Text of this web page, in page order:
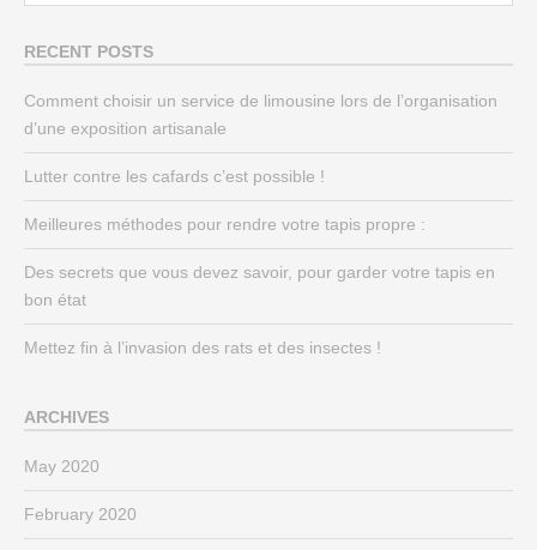
RECENT POSTS
Comment choisir un service de limousine lors de l’organisation
d’une exposition artisanale
Lutter contre les cafards c’est possible !
Meilleures méthodes pour rendre votre tapis propre :
Des secrets que vous devez savoir, pour garder votre tapis en
bon état
Mettez fin à l’invasion des rats et des insectes !
ARCHIVES
May 2020
February 2020